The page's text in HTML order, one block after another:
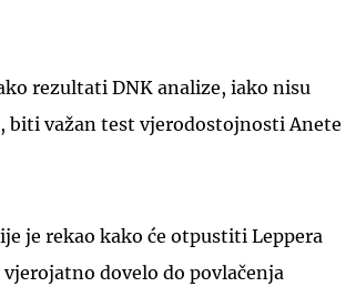
rezultati DNK analize, iako nisu
biti važan test vjerodostojnosti Anete
je rekao kako će otpustiti Leppera
dovelo do povlačenja